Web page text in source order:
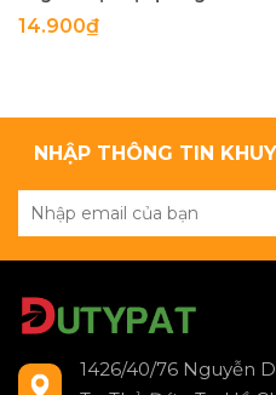
14.900₫
NHẬP THÔNG TIN
1426/40/76 Nguyễn